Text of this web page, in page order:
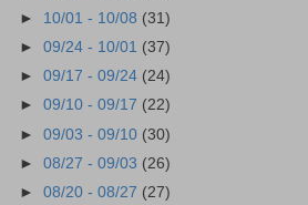
► 10/01 - 10/08 (31)
►09/24 - 10/01 (37)
►09/17 - 09/24 (24)
►09/10 - 09/17 (22)
►09/03 - 09/10 (30)
►08/27 - 09/03 (26)
►08/20 - 08/27 (27)